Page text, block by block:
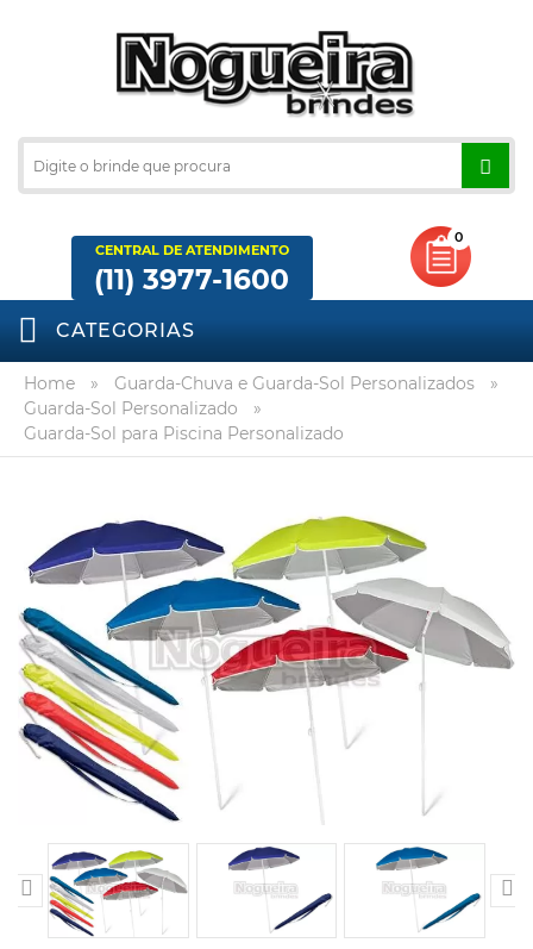
CENTRAL DE ATENDIMENTO
(11) 3977-1600
0
CATEGORIAS
Home » Guarda-Chuva e Guarda-Sol Personalizados
»
Guarda-Sol Personalizado
»
Guarda-Sol para Piscina Personalizado
 